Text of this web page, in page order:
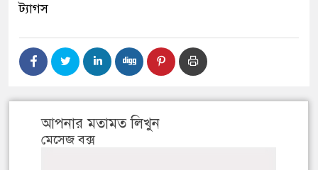
ট্যাগস
আপনার মতামত লিখুন
মেসেজ বক্স